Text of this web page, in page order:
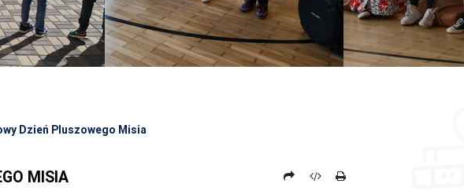
Dzień Pluszowego Misia
MISIA